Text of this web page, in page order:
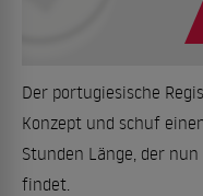
Der portugiesische
Konzept und schuf
Stunden Länge, der
findet.